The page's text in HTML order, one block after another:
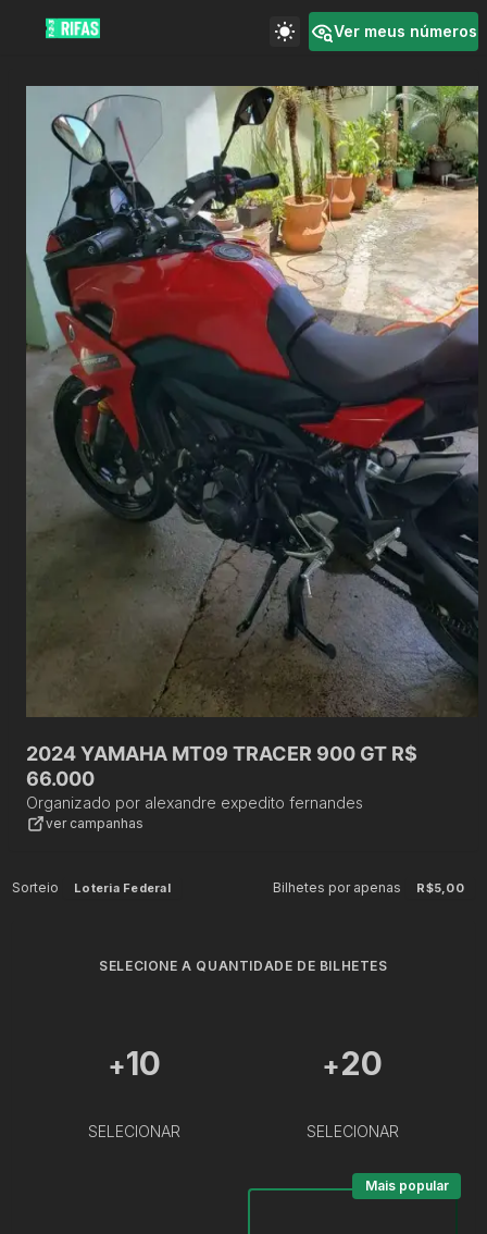
Ver meus números
2024 YAMAHA MT09 TRACER 900 GT R$
66.000
Organizado por alexandre expedito fernandes
ver campanhas
Sorteio Loteria Federal Bilhetes por apenas R$5,00
SELECIONE A QUANTIDADE DE BILHETES
+10
SELECIONAR
+20
SELECIONAR
Mais popular